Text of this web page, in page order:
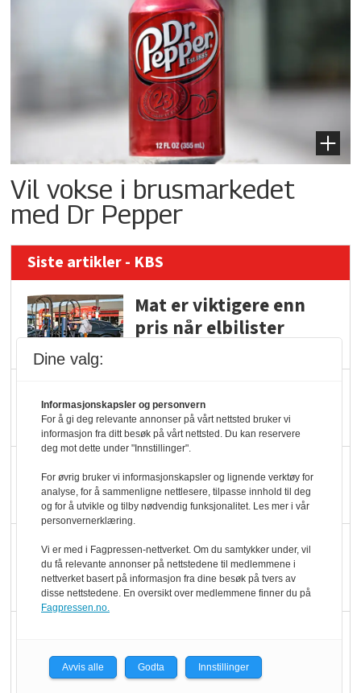
Vil vokse i brusmarkedet
med Dr Pepper
Siste artikler - KBS
Mat er viktigere enn
pris når elbilister
legger ned hver måned
Potetball, kylling og 98
oktan
KBS-bransjen i
endring: Stadig større
serveringstilbud
i dagligvare
Dine valg:
Informasjonskapsler og personvern
For å gi deg relevante annonser på vårt nettsted bruker vi
informasjon fra ditt besøk på vårt nettsted. Du kan reservere
deg mot dette under "Innstillinger".
For øvrig bruker vi informasjonskapsler og lignende verktøy for
analyse, for å sammenligne nettlesere, tilpasse innhold til deg
og for å utvikle og tilby nødvendig funksjonalitet. Les mer i vår
personvernerklæring.
Vi er med i Fagpressen-nettverket. Om du samtykker under, vil
du få relevante annonser på nettstedene til medlemmene i
nettverket basert på informasjon fra dine besøk på tvers av
disse nettstedene. En oversikt over medlemmene finner du på
Fagpressen.no.
Avvis alle Godta Innstillinger